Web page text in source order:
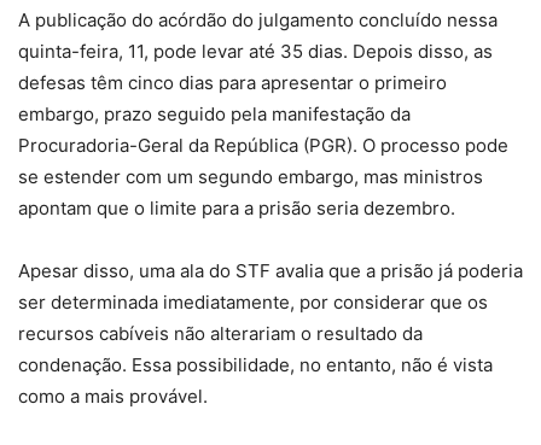
A publicação do acórdão do julgamento concluído nessa
quinta-feira, 11, pode levar até 35 dias. Depois disso, as
defesas têm cinco dias para apresentar o primeiro
embargo, prazo seguido pela manifestação da
Procuradoria-Geral da República (PGR). O processo pode
se estender com um segundo embargo, mas ministros
apontam que o limite para a prisão seria dezembro.
Apesar disso, uma ala do STF avalia que a prisão já poderia
ser determinada imediatamente, por considerar que os
recursos cabíveis não alterariam o resultado da
condenação. Essa possibilidade, no entanto, não é vista
como a mais provável.